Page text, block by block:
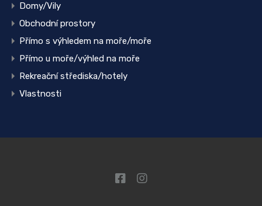
Domy/Vily
Obchodní prostory
Přímo s výhledem na moře/moře
Přímo u moře/výhled na moře
Rekreační střediska/hotely
Vlastnosti